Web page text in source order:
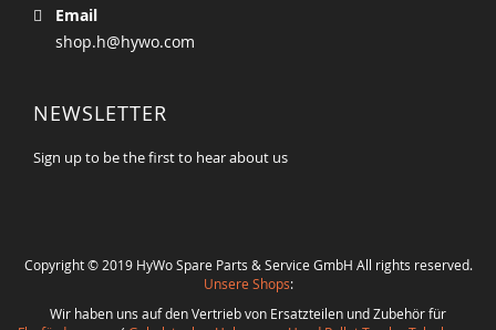
Email
shop.h@hywo.com
NEWSLETTER
Sign up to be the first to hear about us
Copyright © 2019 HyWo Spare Parts & Service GmbH All rights reserved.
Unsere Shops:
Wir haben uns auf den Vertrieb von Ersatzteilen und Zubehör für